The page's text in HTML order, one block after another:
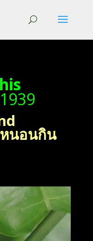
นอนกิน